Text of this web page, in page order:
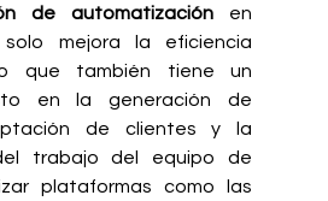
de automatización en
mejora la eficiencia
que también tiene un
en la generación de
de clientes y la
trabajo del equipo de
plataformas como las